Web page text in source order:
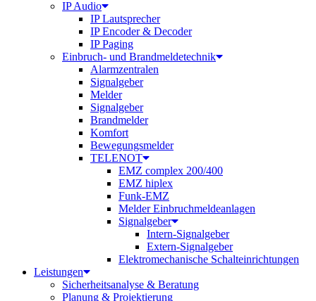
IP Audio
IP Lautsprecher
IP Encoder & Decoder
IP Paging
Einbruch- und Brandmeldetechnik
Alarmzentralen
Signalgeber
Melder
Signalgeber
Brandmelder
Komfort
Bewegungsmelder
TELENOT
EMZ complex 200/400
EMZ hiplex
Funk-EMZ
Melder Einbruchmeldeanlagen
Signalgeber
Intern-Signalgeber
Extern-Signalgeber
Elektromechanische Schalteinrichtungen
Leistungen
Sicherheitsanalyse & Beratung
Planung & Projektierung​